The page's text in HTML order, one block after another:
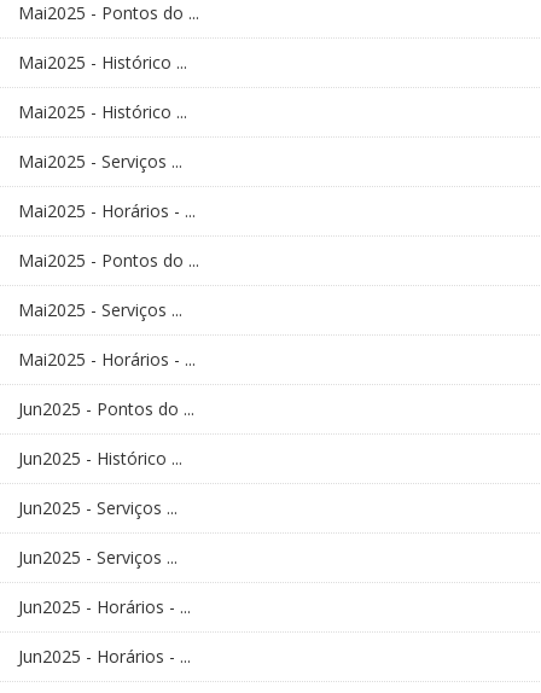
Mai2025 - Pontos do ...
Mai2025 - Histórico ...
Mai2025 - Histórico ...
Mai2025 - Serviços ...
Mai2025 - Horários - ...
Mai2025 - Pontos do ...
Mai2025 - Serviços ...
Mai2025 - Horários - ...
Jun2025 - Pontos do ...
Jun2025 - Histórico ...
Jun2025 - Serviços ...
Jun2025 - Serviços ...
Jun2025 - Horários - ...
Jun2025 - Horários - ...